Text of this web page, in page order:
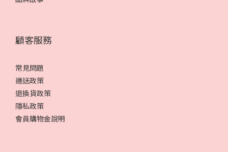
顧客服務
常見問題
運送政策
退換貨政策
隱私政策
會員購物金說明